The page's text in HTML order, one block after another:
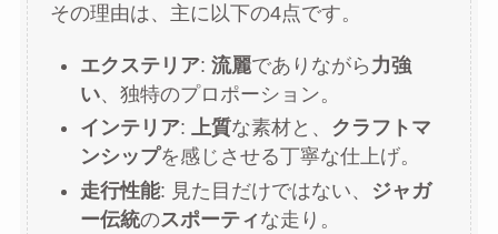
その理由は、主に以下の4点です。
エクステリア: 流麗でありながら 力強
い、独特のプロポーション。
インテリア: 上質な素材と、 クラフトマ
ンシップを感じさせる丁寧な仕上げ。
走行性能: 見た目だけではない、
ジャガ
ー伝統のスポーティ な走り。